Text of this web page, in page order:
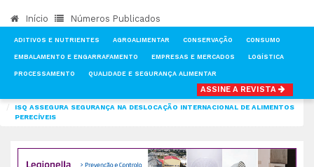
Início Números Publicados
ADITIVOS E NUTRIENTES AGROALIMENTAR CONSERVAÇÃO CONSUMO
EMBALAMENTO E ENGARRAFAMENTO EMPRESAS E MERCADOS LOGÍSTICA
PROCESSAMENTO QUALIDADE E SEGURANÇA ALIMENTAR
ASSINE A REVISTA
QUALIDADE E SEGURANÇA ALIMENTAR
ISQ ASSEGURA SEGURANÇA NA DESLOCAÇÃO INTERNACIONAL DE ALIMENTOS
PERECÍVEIS